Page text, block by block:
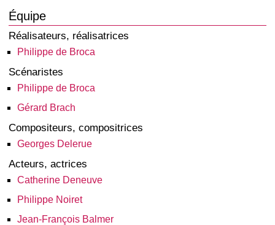
Équipe
Réalisateurs, réalisatrices
Philippe de Broca
Scénaristes
Philippe de Broca
Gérard Brach
Compositeurs, compositrices
Georges Delerue
Acteurs, actrices
Catherine Deneuve
Philippe Noiret
Jean-François Balmer